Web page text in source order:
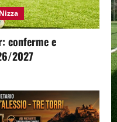
conferme e
2027